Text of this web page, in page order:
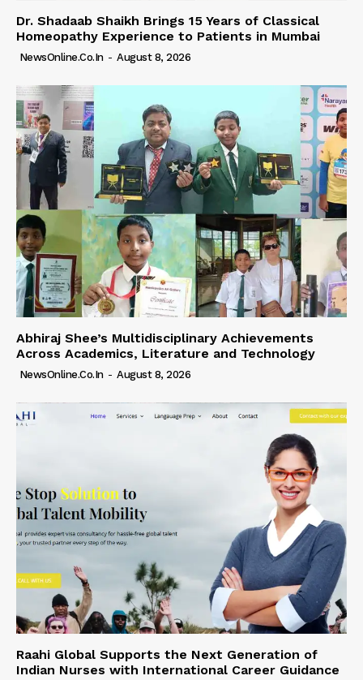
Dr. Shadaab Shaikh Brings 15 Years of Classical
Homeopathy Experience to Patients in Mumbai
NewsOnline.co.in - August 8, 2026
Abhiraj Shee’s Multidisciplinary Achievements
Across Academics, Literature and Technology
NewsOnline.co.in - August 8, 2026
Raahi Global Supports the Next Generation of
Indian Nurses with International Career Guidance